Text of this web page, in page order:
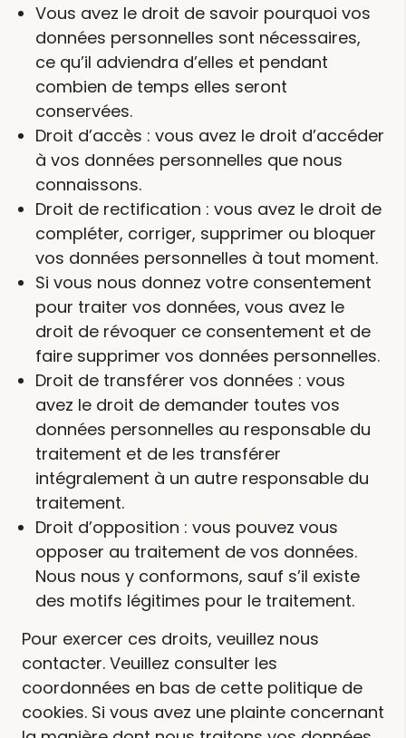
Vous avez le droit de savoir pourquoi vos
données personnelles sont nécessaires,
ce qu’il adviendra d’elles et pendant
combien de temps elles seront
conservées.
Droit d’accès : vous avez le droit d’accéder
à vos données personnelles que nous
connaissons.
Droit de rectification : vous avez le droit de
compléter, corriger, supprimer ou bloquer
vos données personnelles à tout moment.
Si vous nous donnez votre consentement
pour traiter vos données, vous avez le
droit de révoquer ce consentement et de
faire supprimer vos données personnelles.
Droit de transférer vos données : vous
avez le droit de demander toutes vos
données personnelles au responsable du
traitement et de les transférer
intégralement à un autre responsable du
traitement.
Droit d’opposition : vous pouvez vous
opposer au traitement de vos données.
Nous nous y conformons, sauf s’il existe
des motifs légitimes pour le traitement.
Pour exercer ces droits, veuillez nous
contacter. Veuillez consulter les
coordonnées en bas de cette politique de
cookies. Si vous avez une plainte concernant